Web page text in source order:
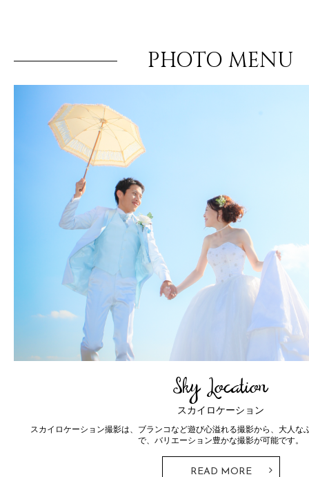
PHOTO MENU
Photo Wedding
Ceremony
フォトウェディング
ドレスとタキシード。ウェディングフォトではずすことのできないこのス
とTHE SKY WEDDINGならではの神前式・人前式が行えるプラ